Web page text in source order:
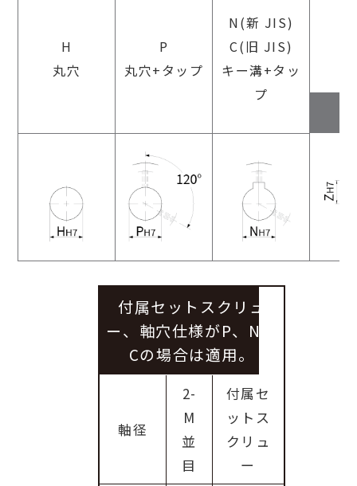
H
丸穴
P
丸穴+タップ
N(新 JIS)
C(旧 JIS)
キー溝+タッ
プ
付属セットスクリュ
ー、軸穴仕様がP、N、
Cの場合は適用。
軸径
2-
M
並
目
付属セ
ットス
クリュ
ー